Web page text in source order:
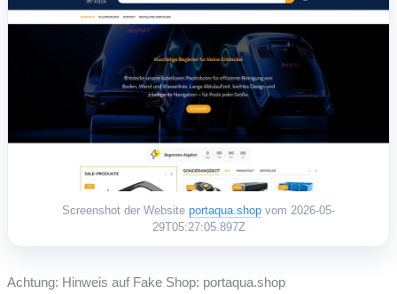
Screenshot der Website portaqua.shop vom 2026-05-
29T05:27:05.897Z
Achtung: Hinweis auf Fake Shop: portaqua.shop